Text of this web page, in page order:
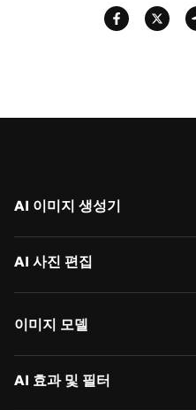
AI 이미지 생성기
이미지 → 이미지
AI 객체 제거
AI 사진 편집
사진 배경 변경
이미지 모델
Nano Banana 2
AI 효과 및 필터